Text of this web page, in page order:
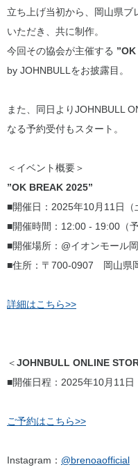
立ち上げ当初から、岡山県ブ
いただき、共に制作。
今回その協会が主催する
by JOHNBULLをお披露目。
また、同日よりJOHNBULL
なる予約受付もスタート。
＜イベント概要＞
”OK BREAK 2025”
■開催日：2025年10月11日（
■開催時間：12:00 - 19:00（予
■開催場所：@イオンモール
■住所：〒700-0907 岡山県
詳細はこちら>>
＜JOHNBULL ONLINE
■開催日程：2025年10月11日
ご予約はこちら>>
Instagram： @brenoaofficial